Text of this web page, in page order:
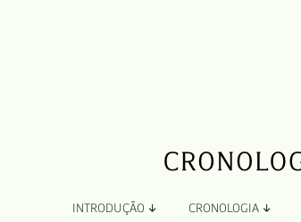
INTRODUÇÃO CRONOLOGIA